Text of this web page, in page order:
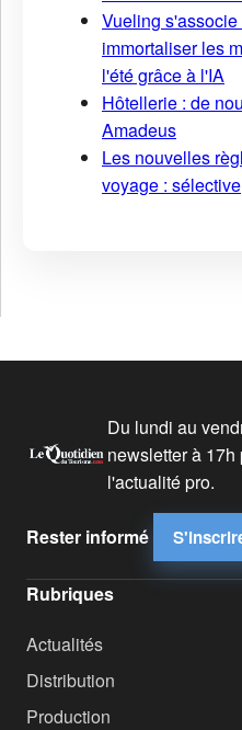
Vueling
immortaliser les
l'été grâce à l'IA
Hôtellerie : de
Amadeus
Les nouvelles
voyage :
Du lundi au
newsletter à
l'actualité pro.
Rester informé
Rubriques
Actualités
Distribution
Production